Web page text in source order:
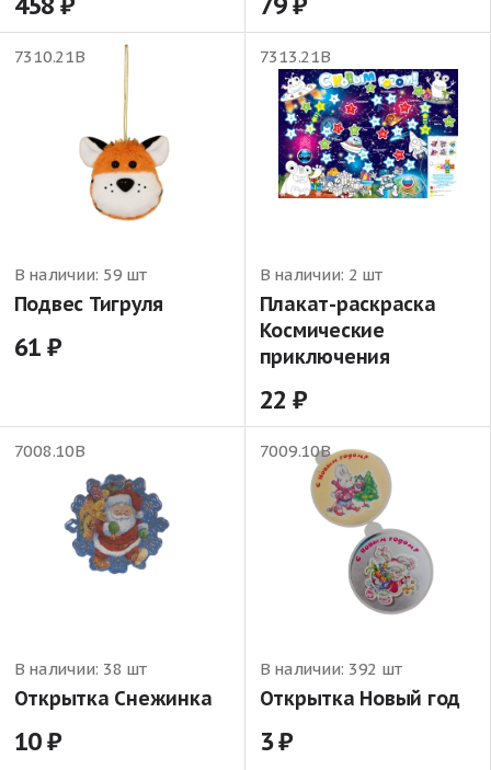
7310.21В
В наличии: 59 шт
Подвес Тигруля
61
7313.21В
В наличии: 2 шт
Плакат-раскраска
Космические
приключения
22
7008.10В
В наличии: 38 шт
Открытка Снежинка
10
7009.10В
В наличии: 392 шт
Открытка Новый год
3